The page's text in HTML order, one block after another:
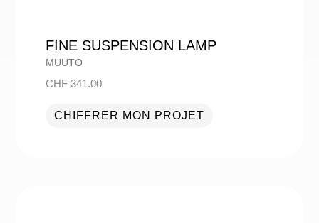
FINE SUSPENSION LAMP
MUUTO
CHF341.00
CHIFFRER MON PROJET